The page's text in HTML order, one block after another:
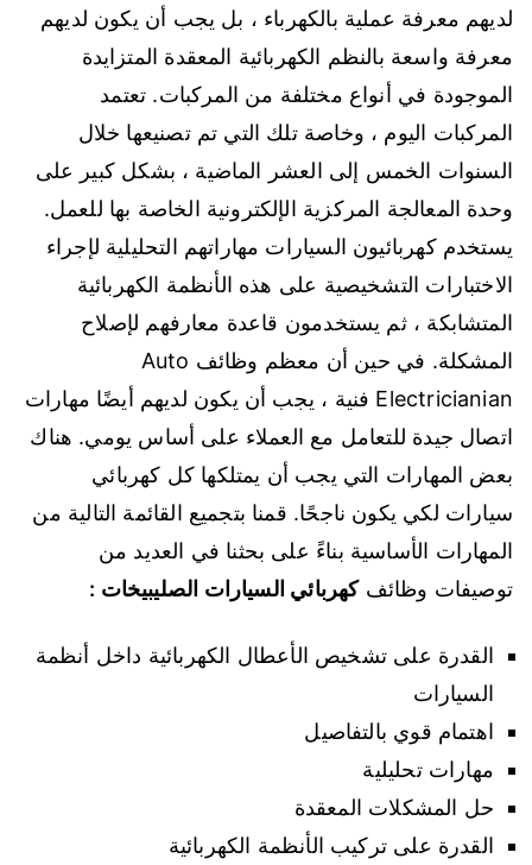
لديهم معرفة عملية بالكهرباء ، بل يجب أن يكون لديهم
معرفة واسعة بالنظم الكهربائية المعقدة المتزايدة
الموجودة في أنواع مختلفة من المركبات. تعتمد
المركبات اليوم ، وخاصة تلك التي تم تصنيعها خلال
السنوات الخمس إلى العشر الماضية ، بشكل كبير على
وحدة المعالجة المركزية الإلكترونية الخاصة بها للعمل.
يستخدم كهربائيون السيارات مهاراتهم التحليلية لإجراء
الاختبارات التشخيصية على هذه الأنظمة الكهربائية
المتشابكة ، ثم يستخدمون قاعدة معارفهم لإصلاح
المشكلة. في حين أن معظم وظائف Auto
Electricianian فنية ، يجب أن يكون لديهم أيضًا مهارات
اتصال جيدة للتعامل مع العملاء على أساس يومي. هناك
بعض المهارات التي يجب أن يمتلكها كل كهربائي
سيارات لكي يكون ناجحًا. قمنا بتجميع القائمة التالية من
المهارات الأساسية بناءً على بحثنا في العديد من
توصيفات وظائفكهربائي السيارات الصليبيخات :
القدرة على تشخيص الأعطال الكهربائية داخل أنظمة
السيارات
اهتمام قوي بالتفاصيل
مهارات تحليلية
حل المشكلات المعقدة
القدرة على تركيب الأنظمة الكهربائية